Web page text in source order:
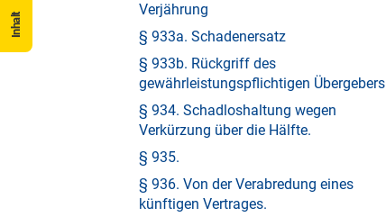
Inhalt
Verjährung
§ 933a. Schadenersatz
§ 933b. Rückgriff des
gewährleistungspflichtigen Übergebers
§ 934. Schadloshaltung wegen
Verkürzung über die Hälfte.
§ 935.
§ 936. Von der Verabredung eines
künftigen Vertrages.